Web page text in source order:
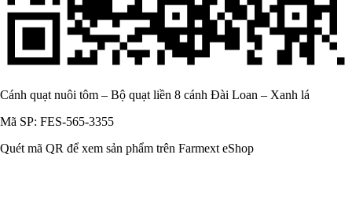
Cánh quạt nuôi tôm – Bộ quạt liền 8 cánh Đài Loan – Xanh lá
Mã SP: FES-565-3355
Quét mã QR để xem sản phẩm trên Farmext eShop